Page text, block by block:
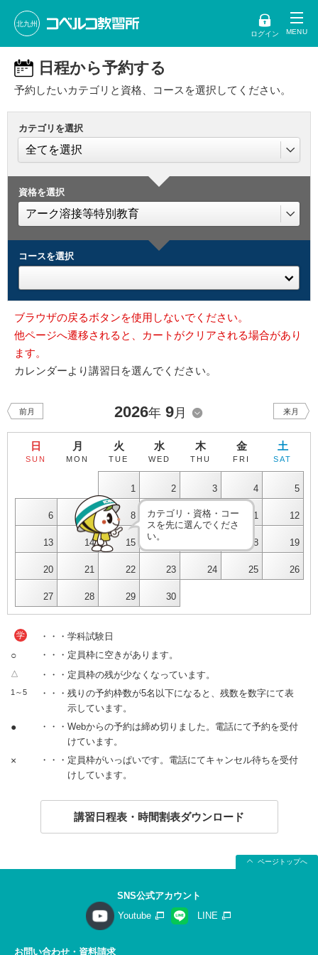
北九州
ログイン
日程から予約する
予約したいカテゴリと資格、コースを選択してください。
カテゴリを選択
資格を選択
コースを選択
ブラウザの戻るボタンを使用しないでください。
他ページへ遷移されると、カートがクリアされる場合があり
ます。
カレンダーより講習日を選んでください。
前月 2026年 9月 来月
日
SUN
月
MON
火
TUE
水
WED
木
THU
金
FRI
土
SAT
1 2 3 4 5
6 7 8 9 10 11 12
13 14 15 18 19
20 21 22 23 24 25 26
27 28 29 30
カテゴリ・資格・コー
スを先に選んでくださ
い。
学 ・・・学科試験日
○ ・・・定員枠に空きがあります。
△ ・・・定員枠の残が少なくなっています。
1～5
・・・残りの予約枠数が5名以下になると、残数を数字にて表
示しています。
●
・・・Webからの予約は締め切りました。電話にて予約を受付
けています。
×
・・・定員枠がいっぱいです。電話にてキャンセル待ちを受付
けしています。
講習日程表・時間割表ダウンロード
ページトップへ
SNS公式アカウント
Youtube
LINE
お問い合わせ・資料請求